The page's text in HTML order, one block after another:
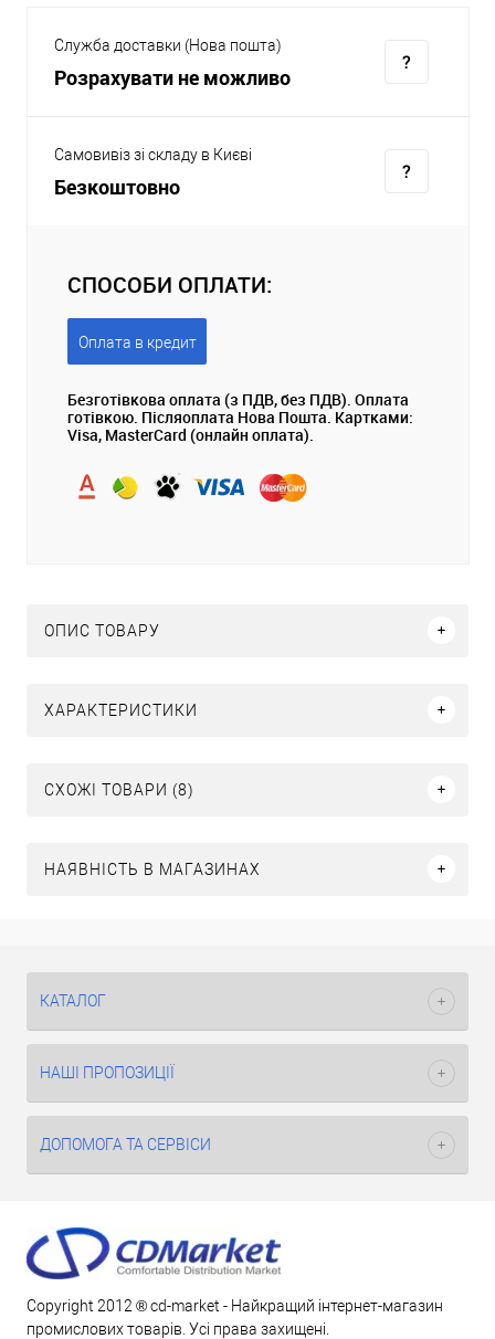
Служба доставки (Нова пошта)
Розрахувати не можливо
Самовивіз зі складу в Києві
Безкоштовно
СПОСОБИ ОПЛАТИ:
Оплата в кредит
Безготівкова оплата (з ПДВ, без ПДВ). Оплата
готівкою. Післяоплата Нова Пошта. Картками:
Visa, MasterCard (онлайн оплата).
ОПИС ТОВАРУ
ХАРАКТЕРИСТИКИ
СХОЖІ ТОВАРИ (8)
НАЯВНІСТЬ В МАГАЗИНАХ
КАТАЛОГ
НАШІ ПРОПОЗИЦІЇ
ДОПОМОГА ТА СЕРВІСИ
Copyright 2012 ® cd-market - Найкращий інтернет-магазин
промислових товарів. Усі права захищені.